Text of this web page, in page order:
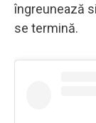
îngreunează
se termină.